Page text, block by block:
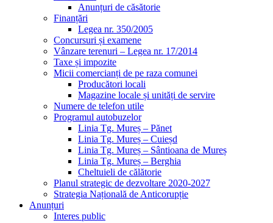
Anunțuri de căsătorie
Finanțări
Legea nr. 350/2005
Concursuri și examene
Vânzare terenuri – Legea nr. 17/2014
Taxe și impozite
Micii comercianți de pe raza comunei
Producători locali
Magazine locale și unități de servire
Numere de telefon utile
Programul autobuzelor
Linia Tg. Mureș – Pănet
Linia Tg. Mureș – Cuieșd
Linia Tg. Mureș – Sântioana de Mureș
Linia Tg. Mureș – Berghia
Cheltuieli de călătorie
Planul strategic de dezvoltare 2020-2027
Strategia Națională de Anticorupție
Anunțuri
Interes public